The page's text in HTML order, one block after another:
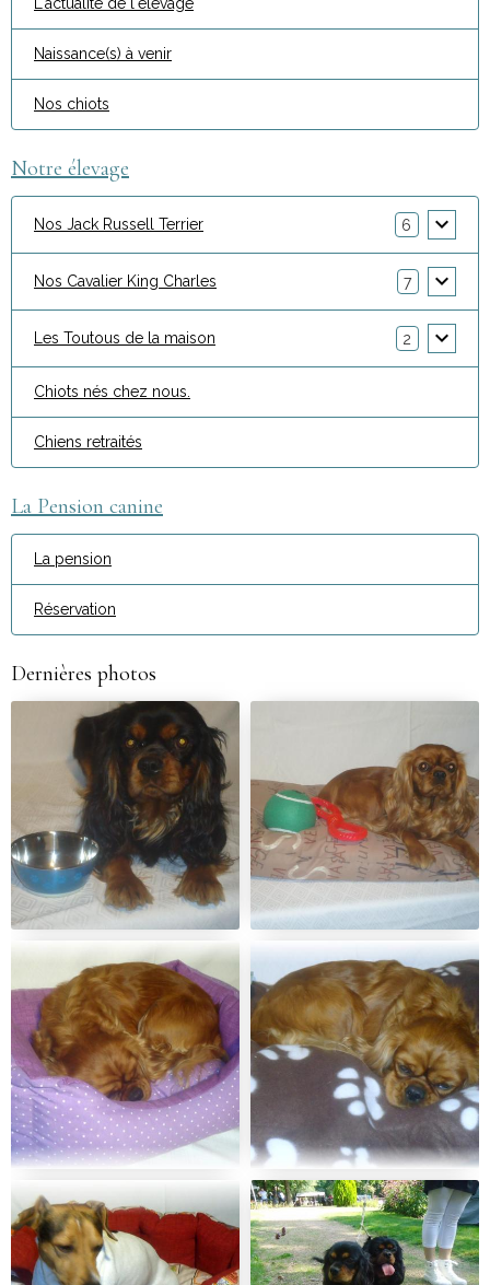
Naissance(s) à venir
Nos chiots
Notre élevage
Nos Jack Russell Terrier 6
Nos Cavalier King Charles 7
Les Toutous de la maison 2
Chiots nés chez nous.
Chiens retraités
La Pension canine
La pension
Réservation
Dernières photos